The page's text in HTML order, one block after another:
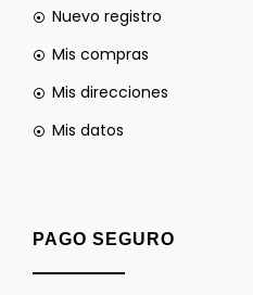
Nuevo registro
Mis compras
Mis direcciones
Mis datos
PAGO SEGURO